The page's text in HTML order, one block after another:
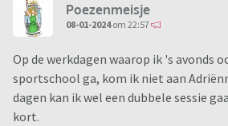
Poezenmeisje
08-01-2024om 22:57
Op de werkdagen waarop ik 's avonds
sportschool ga, kom ik niet aan
dagen kan ik wel een dubbele sessie
kort.